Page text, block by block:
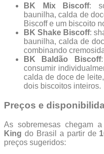
BK Mix Biscoff:
baunilha, calda de
Biscoff e um biscoito
BK Shake Biscoff:
baunilha, calda de
combinando
BK Baldão Biscoff
consumir
calda de doce de
dois biscoitos inteiros.
Preços e
As sobremesas chegam
King do Brasil a partir de
preços sugeridos: